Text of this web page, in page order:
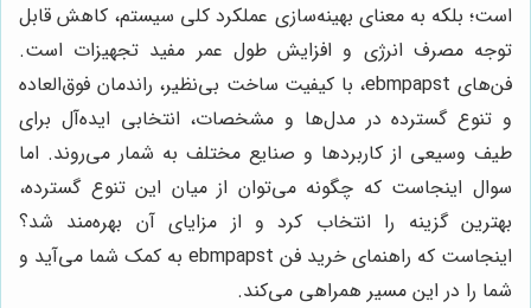
است؛ بلکه به معنای بهینه‌سازی عملکرد کلی سیستم، کاهش قابل
توجه مصرف انرژی و افزایش طول عمر مفید تجهیزات است.
فن‌های ebmpapst، با کیفیت ساخت بی‌نظیر، راندمان فوق‌العاده
و تنوع گسترده در مدل‌ها و مشخصات، انتخابی ایده‌آل برای
طیف وسیعی از کاربردها و صنایع مختلف به شمار می‌روند. اما
سوال اینجاست که چگونه می‌توان از میان این تنوع گسترده،
بهترین گزینه را انتخاب کرد و از مزایای آن بهره‌مند شد؟
اینجاست که راهنمای خرید فن ebmpapst به کمک شما می‌آید و
شما را در این مسیر همراهی می‌کند.